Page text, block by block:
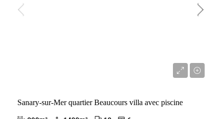
Sanary-sur-Mer quartier Beaucours villa avec piscine